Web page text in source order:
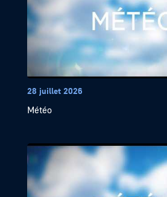
28 juillet 2026
Météo